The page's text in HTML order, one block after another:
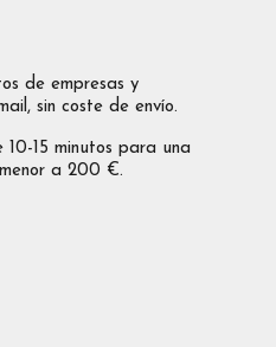
de empresas y
sin coste de envío.
15 minutos para una
a 200 €.